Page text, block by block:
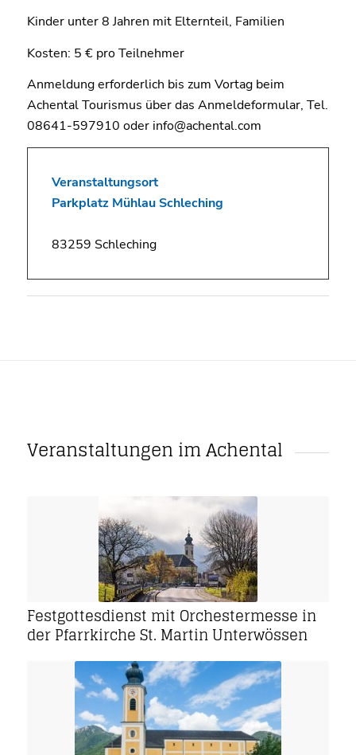
Kinder unter 8 Jahren mit Elternteil, Familien
Kosten: 5 € pro Teilnehmer
Anmeldung erforderlich bis zum Vortag beim
Achental Tourismus über das Anmeldeformular, Tel.
08641-597910 oder info@achental.com
Veranstaltungsort
Parkplatz Mühlau Schleching
83259 Schleching
Veranstaltungen im Achental
Festgottesdienst mit Orchestermesse in
der Pfarrkirche St. Martin Unterwössen